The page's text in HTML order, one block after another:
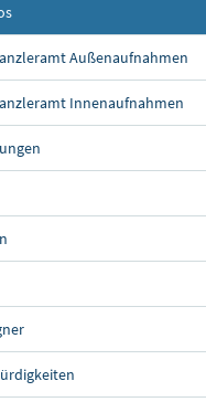
Außenaufnahmen
Innenaufnahmen